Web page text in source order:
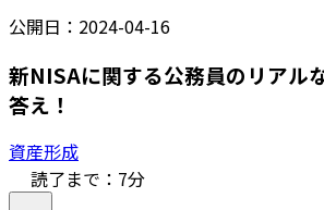
公開日： 2024-04-16
新NISAに関する公務員のリアル
答え！
資産形成
読了まで： 7分